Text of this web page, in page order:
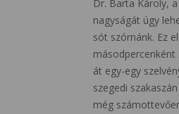
Dr. Barta Károly,
nagyságát úgy
sót szórnánk. Ez
át egy-egy
szegedi
még